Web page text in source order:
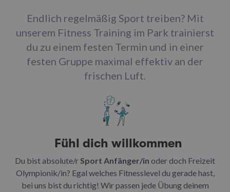
Endlich regelmäßig Sport treiben? Mit
unserem Fitness Training im Park trainierst
du zu einem festen Termin und in einer
festen Gruppe maximal effektiv an der
frischen Luft.
Fühl dich willkommen
Du bist absolute/r Sport Anfänger/in oder doch Freizeit
Olympionik/in? Egal welches Fitnesslevel du gerade hast,
bei uns bist du richtig! Wir passen jede Übung deinem